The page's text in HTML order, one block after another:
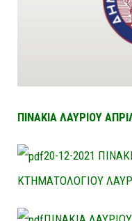
ΠΙΝΑΚΙΑ ΛΑΥΡΙΟΥ
20-12-2021
ΚΤΗΜΑΤΟΛΟΓΙΟΥ